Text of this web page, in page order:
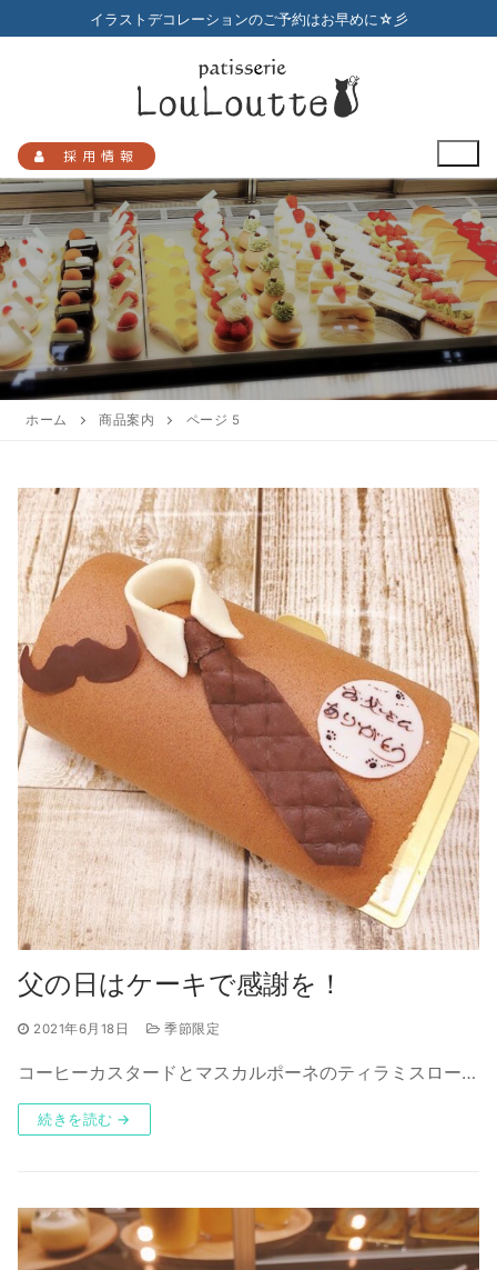
ン
ス
キ
ッ
プ
イラストデコレーションのご予約はお早めに☆彡
採用情報
検
索:
HOME
焼き菓子
アントルメ
季節限定商品
アクセスマップ
営業日
お知らせ
全てのお知らせ
採用情報
プリントクッキーのご予約について
お客様の声
ギフト
ホーム 商品案内 ページ 5
父の日はケーキで感謝を！
2021年6月18日 季節限定
コーヒーカスタードとマスカルポーネのティラミスロー…
続きを読む →